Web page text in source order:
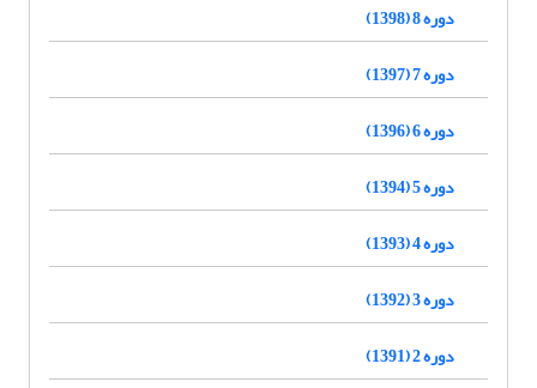
دوره 8 (1398)
دوره 7 (1397)
دوره 6 (1396)
دوره 5 (1394)
دوره 4 (1393)
دوره 3 (1392)
دوره 2 (1391)